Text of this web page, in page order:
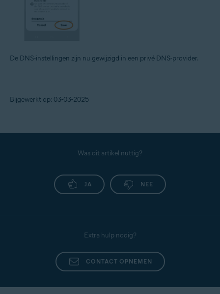
De DNS-instellingen zijn nu gewijzigd in een privé DNS-provider.
Bijgewerkt op: 03-03-2025
Was dit artikel nuttig?
JA NEE
Extra hulp nodig?
CONTACT OPNEMEN